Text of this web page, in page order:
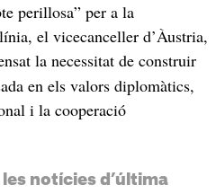
perillosa” per a la
el vicecanceller d’Àustria,
la necessitat de construir
en els valors diplomàtics,
i la cooperació
les notícies d’última